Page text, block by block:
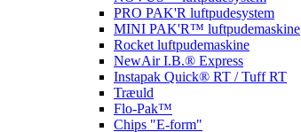
PRO PAK'R luftpudesystem
MINI PAK'R™ luftpudemaskine
Rocket luftpudemaskine
NewAir I.B.® Express
Instapak Quick® RT / Tuff RT
Træuld
Flo-Pak™
Chips "E-form"